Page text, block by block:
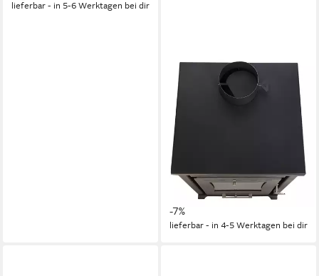
lieferbar - in 5-6 Werktagen bei dir
GEKAS
Kaminofen Holzofen schmal
mit 7,7 kW, 50 bis zu 85m²
Wohnfläche, 120mm Abgasr.
7,7 kW
77,9 %
200 m³
Produktdatenblatt
929,00 € UVP995,00 €
-7%
lieferbar - in 4-5 Werktagen bei dir